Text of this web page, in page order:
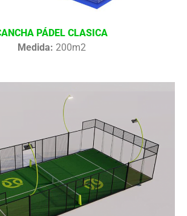
PÁDEL CLASICA
Medida: 200m2